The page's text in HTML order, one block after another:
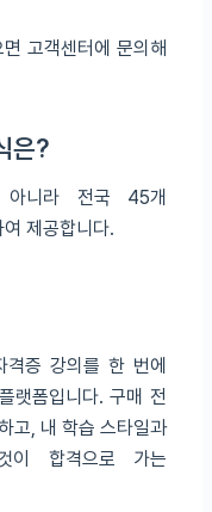
고객센터에 문의해
은?
아니라 전국 45개
제공합니다.
증 강의를 한 번에
랫폼입니다. 구매 전
고, 내 학습 스타일과
이 합격으로 가는